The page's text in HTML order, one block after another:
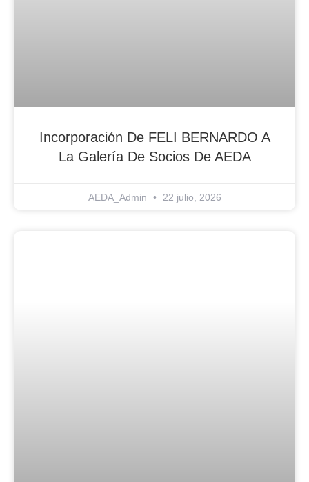
Incorporación De FELI BERNARDO A
La Galería De Socios De AEDA
AEDA_Admin 22 julio, 2026